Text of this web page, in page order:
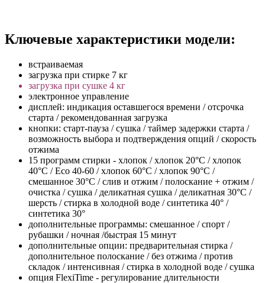
Ключевые характеристики модели:
встраиваемая
загрузка при стирке 7 кг
загрузка при сушке 4 кг
электронное управление
дисплей: индикация оставшегося времени / отсрочка
старта / рекомендованная загрузка
кнопки: старт-пауза / сушка / таймер задержки старта /
возможность выбора и подтверждения опций / скорость
отжима
15 программ стирки - хлопок / хлопок 20°С / хлопок
40°С / Eco 40-60 / хлопок 60°С / хлопок 90°С /
смешанное 30°С / слив и отжим / полоскание + отжим /
очистка / сушка / деликатная сушка / деликатная 30°С /
шерсть / стирка в холодной воде / синтетика 40° /
синтетика 30°
дополнительные программы: смешанное / спорт /
рубашки / ночная /быстрая 15 минут
дополнительные опции: предварительная стирка /
дополнительное полоскание / без отжима / против
складок / интенсивная / стирка в холодной воде / сушка
опция FlexiTime - регулирование длительности